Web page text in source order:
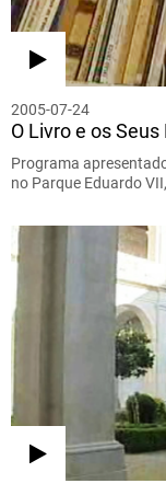
2005-07-24
O Livro e os
Programa
no Parque Eduardo